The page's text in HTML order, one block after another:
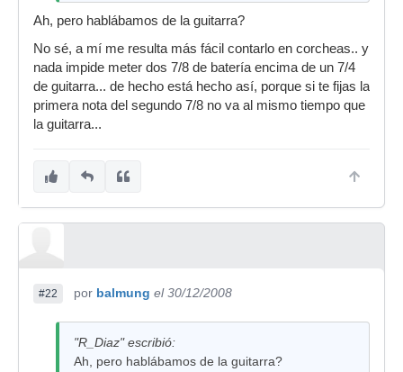
Ah, pero hablábamos de la guitarra?
No sé, a mí me resulta más fácil contarlo en corcheas.. y
nada impide meter dos 7/8 de batería encima de un 7/4
de guitarra... de hecho está hecho así, porque si te fijas la
primera nota del segundo 7/8 no va al mismo tiempo que
la guitarra...
#22 por balmung el 30/12/2008
"R_Diaz" escribió:
Ah, pero hablábamos de la guitarra?